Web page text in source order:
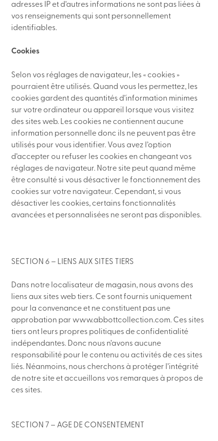
adresses IP et d’autres informations ne sont pas liées à
vos renseignements qui sont personnellement
identifiables.
Cookies
Selon vos réglages de navigateur, les « cookies »
pourraient être utilisés. Quand vous les permettez, les
cookies gardent des quantités d’information minimes
sur votre ordinateur ou appareil lorsque vous visitez
des sites web. Les cookies ne contiennent aucune
information personnelle donc ils ne peuvent pas être
utilisés pour vous identifier. Vous avez l’option
d’accepter ou refuser les cookies en changeant vos
réglages de navigateur. Notre site peut quand même
être consulté si vous désactiver le fonctionnement des
cookies sur votre navigateur. Cependant, si vous
désactiver les cookies, certains fonctionnalités
avancées et personnalisées ne seront pas disponibles.
SECTION 6 – LIENS AUX SITES TIERS
Dans notre localisateur de magasin, nous avons des
liens aux sites web tiers. Ce sont fournis uniquement
pour la convenance et ne constituent pas une
approbation par www.abbottcollection.com. Ces sites
tiers ont leurs propres politiques de confidentialité
indépendantes. Donc nous n’avons aucune
responsabilité pour le contenu ou activités de ces sites
liés. Néanmoins, nous cherchons à protéger l’intégrité
de notre site et accueillons vos remarques à propos de
ces sites.
SECTION 7 – AGE DE CONSENTEMENT